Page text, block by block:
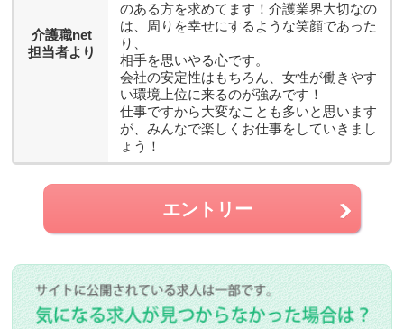
介護職net
担当者より
のある方を求めてます！介護業界大切なの
は、周りを幸せにするような笑顔であった
り、
相手を思いやる心です。
会社の安定性はもちろん、女性が働きやす
い環境上位に来るのが強みです！
仕事ですから大変なことも多いと思います
が、みんなで楽しくお仕事をしていきまし
ょう！
エントリー